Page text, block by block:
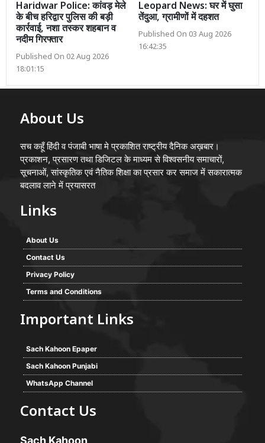
Haridwar Police: कांवड़ मेले
के बीच हरिद्वार पुलिस की बड़ी
कार्रवाई, नशा तस्कर शहबान व
नदीम गिरफ्तार
Published On 02 Aug 2026
18:01:15
Leopard News: घर में घुसा
तेंदुआ, ग्रामीणों में दहशत
Published On 03 Aug 2026
16:42:35
About Us
सच कहूँ हिंदी व पंजाबी भाषा मे प्रकाशित राष्ट्रीय दैनिक अख़बार।
प्रकाशन, प्रसारण तथा डिजिटल के माध्यम से विश्वसनीय समाचारों,
सूचनाओं, सांस्कृतिक एवं नैतिक शिक्षा का प्रसार कर समाज में सकारात्मक
बदलाव लाने में प्रयासरत
Links
About Us
Contact Us
Privacy Policy
Terms and Conditions
Important Links
Sach Kahoon Epaper
Sach Kahoon Punjabi
WhatsApp Channel
Contact Us
Sach Kahoon